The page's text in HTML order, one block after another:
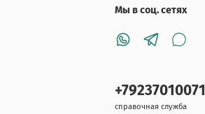
Мы в соц. сетях
+79237010071
справочная служба